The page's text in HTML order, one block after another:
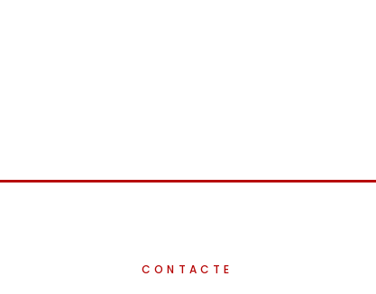
CONTACTE